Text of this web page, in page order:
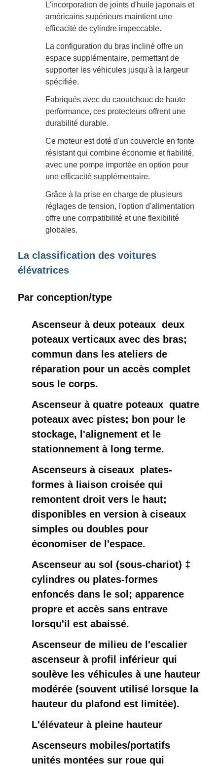
L'incorporation de joints d'huile japonais et
américains supérieurs maintient une
efficacité de cylindre impeccable.
La configuration du bras incliné offre un
espace supplémentaire, permettant de
supporter les véhicules jusqu'à la largeur
spécifiée.
Fabriqués avec du caoutchouc de haute
performance, ces protecteurs offrent une
durabilité durable.
Ce moteur est doté d'un couvercle en fonte
résistant qui combine économie et fiabilité,
avec une pompe importée en option pour
une efficacité supplémentaire.
Grâce à la prise en charge de plusieurs
réglages de tension, l'option d'alimentation
offre une compatibilité et une flexibilité
globales.
La classification des voitures
élévatrices
Par conception/type
Ascenseur à deux poteaux ️ deux
poteaux verticaux avec des bras;
commun dans les ateliers de
réparation pour un accès complet
sous le corps.
Ascenseur à quatre poteaux ️ quatre
poteaux avec pistes; bon pour le
stockage, l'alignement et le
stationnement à long terme.
Ascenseurs à ciseaux ️ plates-
formes à liaison croisée qui
remontent droit vers le haut;
disponibles en version à ciseaux
simples ou doubles pour
économiser de l'espace.
Ascenseur au sol (sous-chariot) ‡
cylindres ou plates-formes
enfoncés dans le sol; apparence
propre et accès sans entrave
lorsqu'il est abaissé.
Ascenseur de milieu de l'escalier ️
ascenseur à profil inférieur qui
soulève les véhicules à une hauteur
modérée (souvent utilisé lorsque la
hauteur du plafond est limitée).
L'élévateur à pleine hauteur
Ascenseurs mobiles/portatifs ️
unités montées sur roue qui